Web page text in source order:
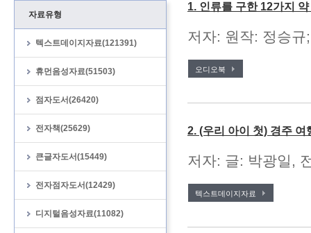
자료유형
텍스트데이지자료(121391)
휴먼음성자료(51503)
점자도서(26420)
전자책(25629)
큰글자도서(15449)
전자점자도서(12429)
디지털음성자료(11082)
1. 인류를 구한 12가지
저자: 원작: 정승
오디오북
2. (우리 아이 첫) 경주 여
저자: 글: 박광일,
텍스트데이지자료